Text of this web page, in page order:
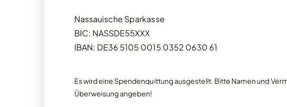
Nassauische Sparkasse
BIC: NASSDE55XXX
IBAN: DE36 5105 0015 0352 0630 61
Es wird eine Spendenquittung ausgestellt. Bitte Namen und
Überweisung angeben!